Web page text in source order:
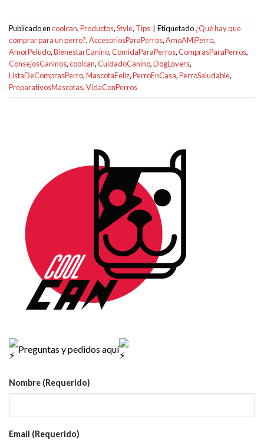
Publicado encoolcan,Productos,Style, Tips | Etiquetado¿Qué hay que
comprar para un perro?,AccesoriosParaPerros,AmoAMiPerro,
AmorPeludo,BienestarCanino,ComidaParaPerros,ComprasParaPerros,
ConsejosCaninos,coolcan,CuidadoCanino,DogLovers,
ListaDeComprasPerro,MascotaFeliz,PerroEnCasa,PerroSaludable,
PreparativosMascotas,VidaConPerros
Preguntas y pedidos aquí
Nombre (Requerido)
Email (Requerido)